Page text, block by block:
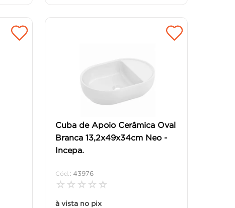
Cuba de Apoio Cerâmica Oval
Branca 13,2x49x34cm Neo -
Incepa.
: 43976
☆ ☆ ☆ ☆ ☆
à vista no pix